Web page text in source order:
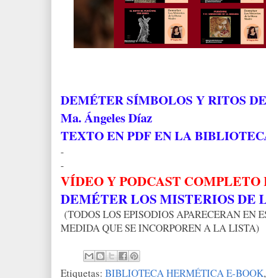
DEMÉTER SÍMBOLOS Y RITOS
Ma. Ángeles Díaz
TEXTO EN PDF EN LA
-
-
VÍDEO Y PODCAST COMPLETO
DEMÉTER LOS MISTERIOS DE
(TODOS LOS EPISODIOS APARECERAN EN
MEDIDA QUE SE INCORPOREN A LA LISTA)
Etiquetas: BIBLIOTECA HERMÉTICA E-BOOK